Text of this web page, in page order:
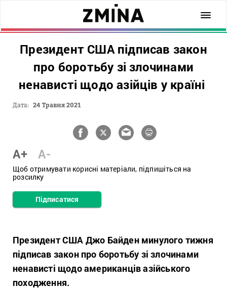
Президент США підписав закон
про боротьбу зі злочинами
ненависті щодо азійців у країні
Дата: 24 Травня 2021
A+ A-
Щоб отримувати корисні матеріали, підпишіться на
розсилку
Підписатися
Президент США Джо Байден минулого тижня
підписав закон про боротьбу зі злочинами
ненависті щодо американців азійського
походження.